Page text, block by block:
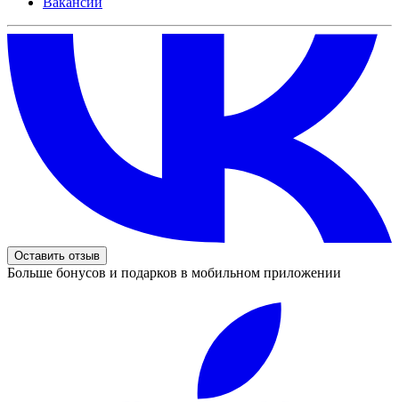
Оставить отзыв
Больше бонусов и подарков в мобильном приложении